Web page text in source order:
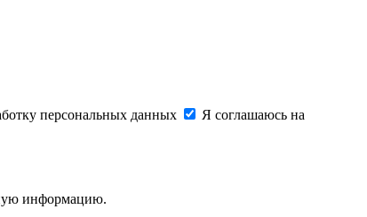
персональных данных
Я соглашаюсь на
информацию.